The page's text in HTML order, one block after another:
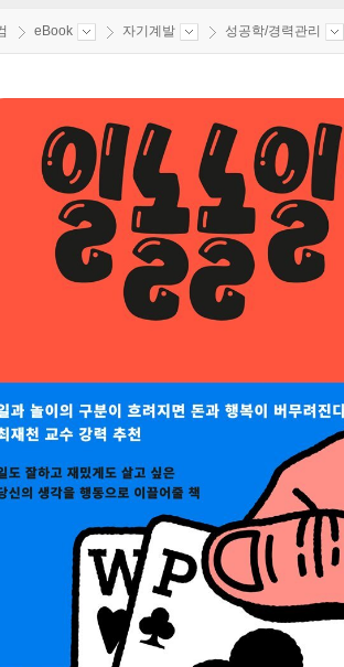
eBook 자기계발 성공학/경력관리